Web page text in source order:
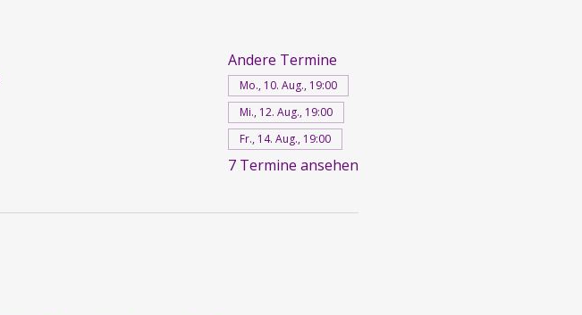
Andere Termine
Mo., 10. Aug., 19:00
Mi., 12. Aug., 19:00
Fr., 14. Aug., 19:00
7 Termine ansehen